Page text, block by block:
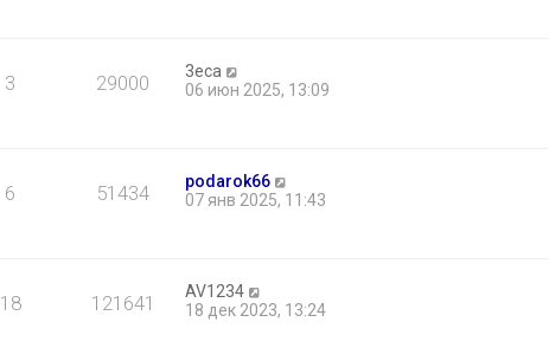
3 29000
3eca
06 июн 2025, 13:09
6 51434
podarok66
07 янв 2025, 11:43
18 121641
AV1234
18 дек 2023, 13:24